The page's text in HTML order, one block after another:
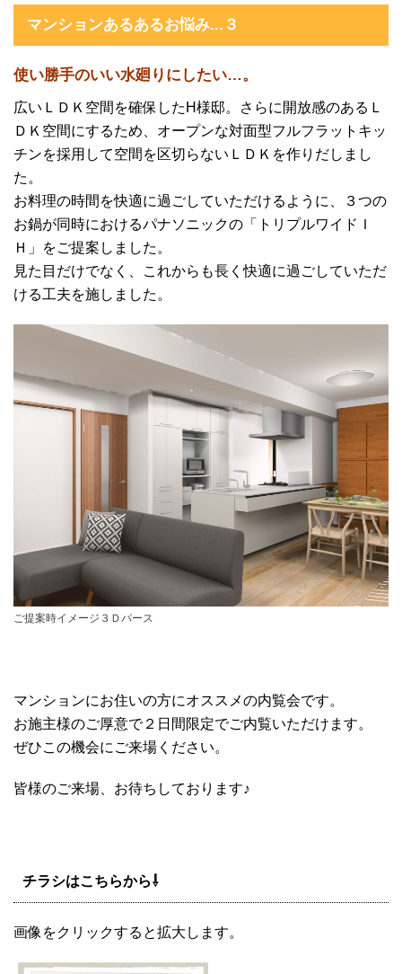
マンションあるあるお悩み...３
使い勝手のいい水廻りにしたい…。
広いＬＤＫ空間を確保したH様邸。さらに開放感のあるＬ
ＤＫ空間にするため、オープンな対面型フルフラットキッ
チンを採用して空間を区切らないＬＤＫを作りだしまし
た。
お料理の時間を快適に過ごしていただけるように、３つの
お鍋が同時におけるパナソニックの「トリプルワイドＩ
Ｈ」をご提案しました。
見た目だけでなく、これからも長く快適に過ごしていただ
ける工夫を施しました。
ご提案時イメージ３Ｄパース
マンションにお住いの方にオススメの内覧会です。
お施主様のご厚意で２日間限定でご内覧いただけます。
ぜひこの機会にご来場ください。
皆様のご来場、お待ちしております♪
チラシはこちらから⇩
画像をクリックすると拡大します。